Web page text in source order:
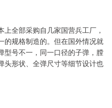
全部采购自几家国营兵工厂，
的规格制造的。但在国外情况就
型号不一，同一口径的子弹，膛
头形状、全弹尺寸等细节设计也